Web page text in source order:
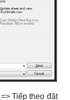
=> Tiếp theo đặt